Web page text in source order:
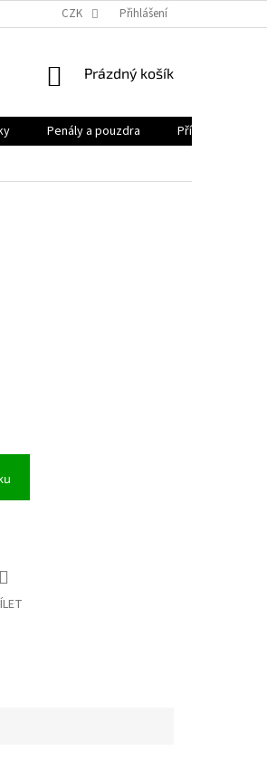
CZK Přihlášení
NÁKUPNÍ
Prázdný košík
Penály a pouzdra
Příslušenství